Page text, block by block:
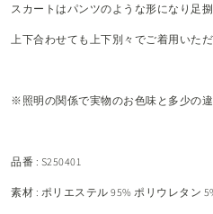
スカートはパンツのような形になり足
上下合わせても上下別々でご着用いた
※照明の関係で実物のお色味と多少の
品番 : S250401
素材 : ポリエステル 95% ポリ ウレタン